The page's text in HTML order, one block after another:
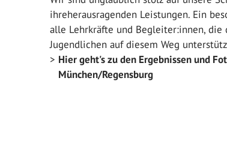
ihreherausragenden Leistungen. Ein
alle Lehrkräfte und Begleiter:innen, die
Jugendlichen auf diesem Weg
Hier geht's zu den Ergebnissen und
München/Regensburg